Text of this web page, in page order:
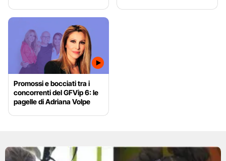
Promossi e bocciati tra i
concorrenti del GFVip 6: le
pagelle di Adriana Volpe